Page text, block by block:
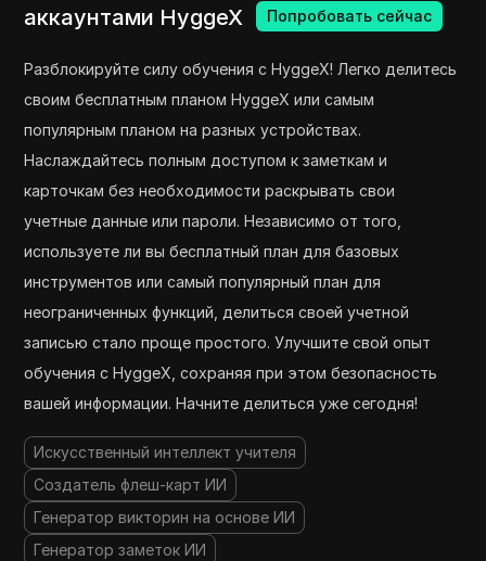
аккаунтами HyggeX
Попробовать сейчас
Разблокируйте силу обучения с HyggeX! Легко делитесь
своим бесплатным планом HyggeX или самым
популярным планом на разных устройствах.
Наслаждайтесь полным доступом к заметкам и
карточкам без необходимости раскрывать свои
учетные данные или пароли. Независимо от того,
используете ли вы бесплатный план для базовых
инструментов или самый популярный план для
неограниченных функций, делиться своей учетной
записью стало проще простого. Улучшите свой опыт
обучения с HyggeX, сохраняя при этом безопасность
вашей информации. Начните делиться уже сегодня!
Искусственный интеллект учителя
Создатель флеш-карт ИИ
Генератор викторин на основе ИИ
Генератор заметок ИИ